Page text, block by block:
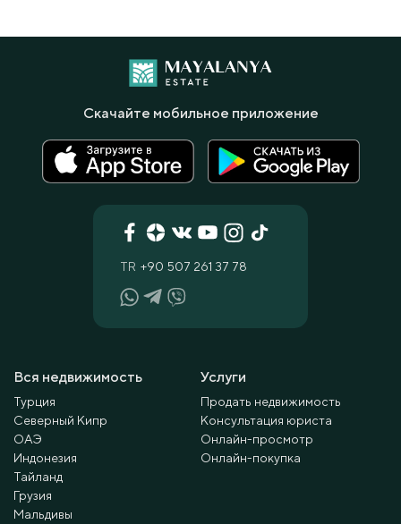
Вся недвижимость
Турция
Северный Кипр
ОАЭ
Индонезия
Тайланд
Грузия
Мальдивы
Услуги
Продать недвижимость
Консультация юриста
Онлайн-просмотр
Онлайн-покупка
TR +90 507 261 37 78
Скачайте мобильное приложение